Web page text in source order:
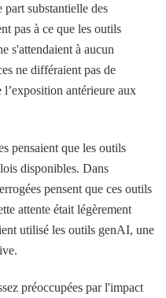
part substantielle des
pas à ce que les outils
s'attendaient à aucun
ne différaient pas de
antérieure aux
pensaient que les outils
disponibles. Dans
pensent que ces outils
attente était légèrement
utilisé les outils genAI, une
préoccupées par l'impact